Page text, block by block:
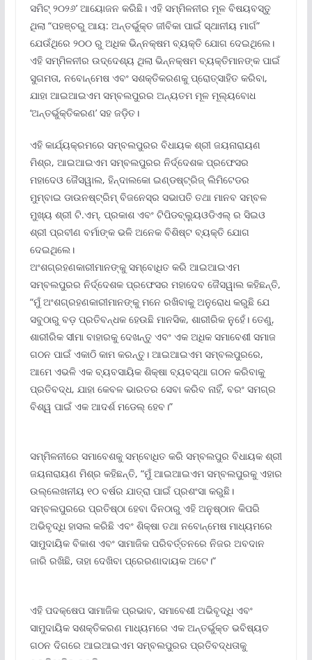
ସମିଟ୍ ୨୦୨୬’ ଆୟୋଜନ କରିଛି। ଏହି ସମ୍ମିଳନୀର ମୂଳ ବିଷୟବସ୍ତୁ
ଥିଲା “ପହଞ୍ଚରୁ ଆୟ: ଅନ୍ତର୍ଭୁକ୍ତ ଜୀବିକା ପାଇଁ ସ୍ଥାନୀୟ ମାର୍ଗ”
ଯେଉଁଥିରେ ୨୦୦ ରୁ ଅଧିକ ଭିନ୍ନକ୍ଷମ ବ୍ୟକ୍ତି ଯୋଗ ଦେଇଥିଲେ।
ଏହି ସମ୍ମିଳନୀର ଉଦ୍ଦେଶ୍ୟ ଥିଲା ଭିନ୍ନକ୍ଷମ ବ୍ୟକ୍ତିମାନଙ୍କ ପାଇଁ
ସୁଗମତା, ନବୋନ୍ମେଷ ଏବଂ ସଶକ୍ତିକରଣକୁ ପ୍ରୋତ୍ସାହିତ କରିବା,
ଯାହା ଆଇଆଇଏମ ସମ୍ବଲପୁରର ଅନ୍ୟତମ ମୂଳ ମୂଲ୍ୟବୋଧ
‘ଅନ୍ତର୍ଭୁକ୍ତିକରଣ’ ସହ ଜଡ଼ିତ।
ଏହି କାର୍ଯ୍ୟକ୍ରମରେ ସମ୍ବଲପୁରର ବିଧାୟକ ଶ୍ରୀ ଜୟନାରାୟଣ
ମିଶ୍ର, ଆଇଆଇଏମ ସମ୍ବଲପୁରର ନିର୍ଦ୍ଦେଶକ ପ୍ରଫେସର
ମହାଦେଓ ଜୈସୱାଲ, ହିନ୍ଦାଲକୋ ଇଣ୍ଡଷ୍ଟ୍ରିଜ୍ ଲିମିଟେଡର
ମୁମ୍ବାଇ ଡାଉନଷ୍ଟ୍ରିମ୍ ବିଜନେସ୍‌ର ସଭାପତି ତଥା ମାନବ ସମ୍ବଳ
ମୁଖ୍ୟ ଶ୍ରୀ ଟି.ଏମ୍. ପ୍ରକାଶ ଏବଂ ଟିପିଡବ୍ଲ୍ୟୁଓଡିଏଲ୍ ର ସିଇଓ
ଶ୍ରୀ ପ୍ରବୀଣ ବର୍ମାଙ୍କ ଭଳି ଅନେକ ବିଶିଷ୍ଟ ବ୍ୟକ୍ତି ଯୋଗ
ଦେଇଥିଲେ।
ଅଂଶଗ୍ରହଣକାରୀମାନଙ୍କୁ ସମ୍ବୋଧିତ କରି ଆଇଆଇଏମ
ସମ୍ବଲପୁରର ନିର୍ଦ୍ଦେଶକ ପ୍ରଫେସର ମହାଦେବ ଜୈସୱାଲ କହିଛନ୍ତି,
“ମୁଁ ଅଂଶଗ୍ରହଣକାରୀମାନଙ୍କୁ ମନେ ରଖିବାକୁ ଅନୁରୋଧ କରୁଛି ଯେ
ସବୁଠାରୁ ବଡ଼ ପ୍ରତିବନ୍ଧକ ହେଉଛି ମାନସିକ, ଶାରୀରିକ ନୁହେଁ। ତେଣୁ,
ଶାରୀରିକ ସୀମା ବାହାରକୁ ଦେଖନ୍ତୁ ଏବଂ ଏକ ଅଧିକ ସମାବେଶୀ ସମାଜ
ଗଠନ ପାଇଁ ଏକାଠି କାମ କରନ୍ତୁ। ଆଇଆଇଏମ ସମ୍ବଲପୁରରେ,
ଆମେ ଏଭଳି ଏକ ବ୍ୟବସାୟିକ ଶିକ୍ଷା ବ୍ୟବସ୍ଥା ଗଠନ କରିବାକୁ
ପ୍ରତିବଦ୍ଧ, ଯାହା କେବଳ ଭାରତର ସେବା କରିବ ନାହିଁ, ବରଂ ସମଗ୍ର
ବିଶ୍ୱ ପାଇଁ ଏକ ଆଦର୍ଶ ମଡେଲ୍ ହେବ।”
ସମ୍ମିଳନୀରେ ସମାବେଶକୁ ସମ୍ବୋଧିତ କରି ସମ୍ବଲପୁର ବିଧାୟକ ଶ୍ରୀ
ଜୟନାରାୟଣ ମିଶ୍ର କହିଛନ୍ତି, “ମୁଁ ଆଇଆଇଏମ ସମ୍ବଲପୁରକୁ ଏହାର
ଉଲ୍ଲେଖନୀୟ ୧୦ ବର୍ଷର ଯାତ୍ରା ପାଇଁ ପ୍ରଶଂସା କରୁଛି।
ସମ୍ବଲପୁରରେ ପ୍ରତିଷ୍ଠା ହେବା ଦିନଠାରୁ ଏହି ଅନୁଷ୍ଠାନ କିପରି
ଅଭିବୃଦ୍ଧି ହାସଲ କରିଛି ଏବଂ ଶିକ୍ଷା ତଥା ନବୋନ୍ମେଷ ମାଧ୍ୟମରେ
ସାମୁଦାୟିକ ବିକାଶ ଏବଂ ସାମାଜିକ ପରିବର୍ତ୍ତନରେ ନିଜର ଅବଦାନ
ଜାରି ରଖିଛି, ତାହା ଦେଖିବା ପ୍ରେରଣାଦାୟକ ଅଟେ।”
ଏହି ପଦକ୍ଷେପ ସାମାଜିକ ପ୍ରଭାବ, ସମାବେଶୀ ଅଭିବୃଦ୍ଧି ଏବଂ
ସାମୁଦାୟିକ ସଶକ୍ତିକରଣ ମାଧ୍ୟମରେ ଏକ ଅନ୍ତର୍ଭୁକ୍ତ ଭବିଷ୍ୟତ
ଗଠନ ଦିଗରେ ଆଇଆଇଏମ ସମ୍ବଲପୁରର ପ୍ରତିବଦ୍ଧତାକୁ